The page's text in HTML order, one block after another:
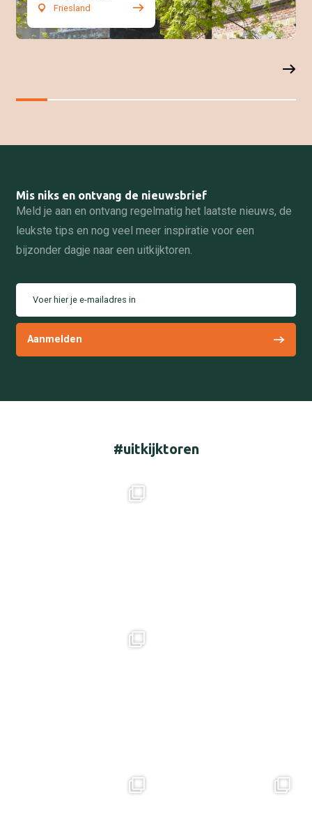
Friesland
Mis niks en ontvang de nieuwsbrief
Meld je aan en ontvang regelmatig het laatste nieuws, de
leukste tips en nog veel meer inspiratie voor een
bijzonder dagje naar een uitkijktoren.
Voer hier je e-mailadres in
#uitkijktoren